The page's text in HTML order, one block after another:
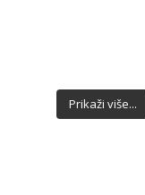
Prikaži više...